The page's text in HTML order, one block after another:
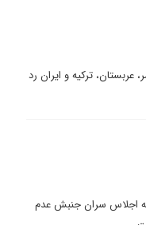
ترکیه و ایران رد
به اجلاس سران جنبش عدم